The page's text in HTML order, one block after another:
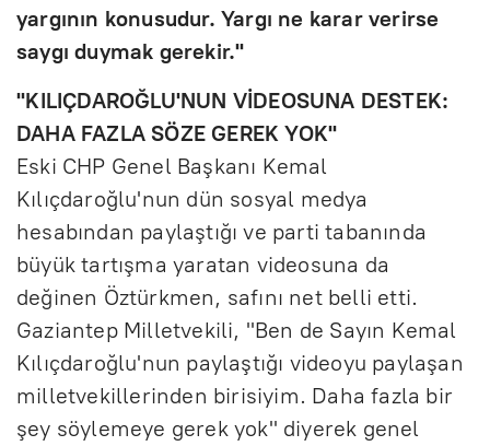
yargının konusudur. Yargı ne karar verirse
saygı duymak gerekir."
''KILIÇDAROĞLU'NUN VİDEOSUNA DESTEK:
DAHA FAZLA SÖZE GEREK YOK''
Eski CHP Genel Başkanı Kemal
Kılıçdaroğlu'nun dün sosyal medya
hesabından paylaştığı ve parti tabanında
büyük tartışma yaratan videosuna da
değinen Öztürkmen, safını net belli etti.
Gaziantep Milletvekili, "Ben de Sayın Kemal
Kılıçdaroğlu'nun paylaştığı videoyu paylaşan
milletvekillerinden birisiyim. Daha fazla bir
şey söylemeye gerek yok" diyerek genel